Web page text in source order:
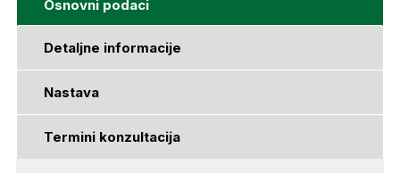
Osnovni podaci
Detaljne informacije
Nastava
Termini konzultacija